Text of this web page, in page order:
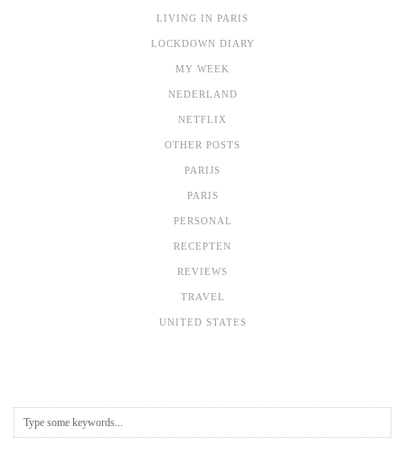
LIVING IN PARIS
LOCKDOWN DIARY
MY WEEK
NEDERLAND
NETFLIX
OTHER POSTS
PARIJS
PARIS
PERSONAL
RECEPTEN
REVIEWS
TRAVEL
UNITED STATES